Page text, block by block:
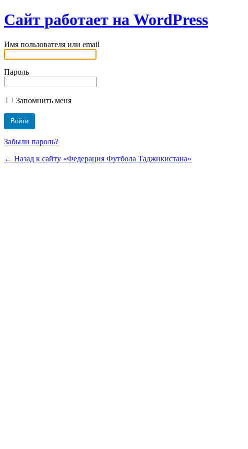
Сайт работает на WordPress
Имя пользователя или email
Пароль
Запомнить меня
Забыли пароль?
← Назад к сайту «Федерация Футбола Таджикистана»